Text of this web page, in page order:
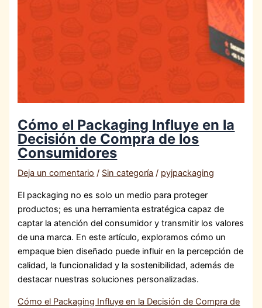
Cómo el Packaging Influye en la
Decisión de Compra de los
Consumidores
Deja un comentario / Sin categoría / pyjpackaging
El packaging no es solo un medio para proteger
productos; es una herramienta estratégica capaz de
captar la atención del consumidor y transmitir los valores
de una marca. En este artículo, exploramos cómo un
empaque bien diseñado puede influir en la percepción de
calidad, la funcionalidad y la sostenibilidad, además de
destacar nuestras soluciones personalizadas.
Cómo el Packaging Influye en la Decisión de Compra de